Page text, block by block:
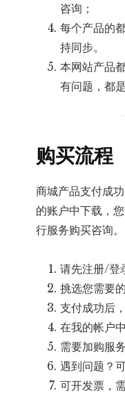
咨询；
每个产品的
持同步。
本网站产品
有问题，都
购买流程
商城产品支付成
的账户中下载，
行服务购买咨询。
请先注册/登
挑选您需要
支付成功后
在我的帐户
需要加购服
遇到问题？
可开发票，